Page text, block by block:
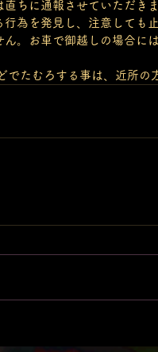
ちに通報させていただきま
行為を発見し、注意しても
ん。お車で御越しの場合に
でたむろする事は、近所の